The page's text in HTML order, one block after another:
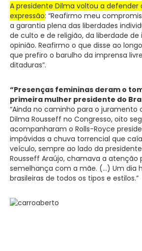
A presidente Dilma voltou a defender
expressão: “Reafirmo meu
a garantia plena das liberdades
de culto e de religião, da liberdade de
opinião. Reafirmo o que disse ao
que prefiro o barulho da imprensa
ditaduras”.
“Presenças femininas deram o
primeira mulher presidente do
“Ainda no caminho para o juramento
Dilma Rousseff no Congresso, oito
acompanharam o Rolls-Royce
impávidas a chuva torrencial que caía
veículo, sempre ao lado da
Rousseff Araújo, chamava a atenção
semelhança com a mãe. (…) Um dia
brasileiras de todos os tipos e estilos.”